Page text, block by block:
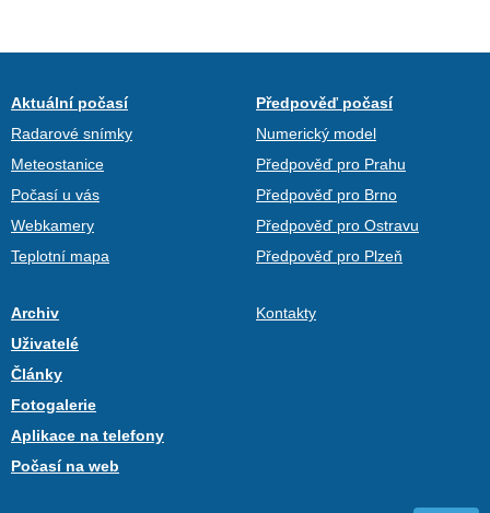
Aktuální počasí
Radarové snímky
Meteostanice
Počasí u vás
Webkamery
Teplotní mapa
Předpověď počasí
Numerický model
Předpověď pro Prahu
Předpověď pro Brno
Předpověď pro Ostravu
Předpověď pro Plzeň
Archiv
Uživatelé
Články
Fotogalerie
Aplikace na telefony
Počasí na web
Kontakty